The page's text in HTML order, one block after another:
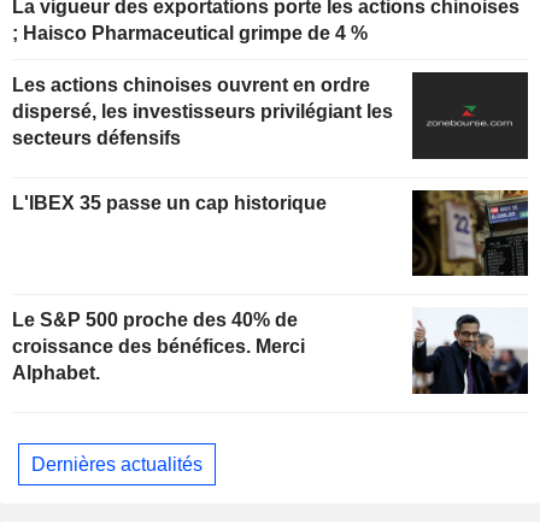
La vigueur des exportations porte les actions chinoises
; Haisco Pharmaceutical grimpe de 4 %
Les actions chinoises ouvrent en ordre
dispersé, les investisseurs privilégiant les
secteurs défensifs
L'IBEX 35 passe un cap historique
Le S&P 500 proche des 40% de
croissance des bénéfices. Merci
Alphabet.
Dernières actualités